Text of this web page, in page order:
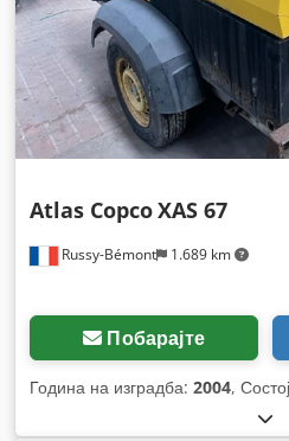
Russy-Bémont 1.689 km
Atlas CopcoXAS 67
Побарајте
Година на изградба: 2004,